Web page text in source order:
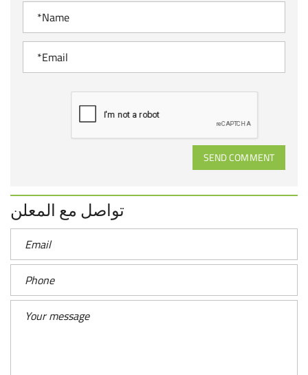
SEND COMMENT
تواصل مع المعلن